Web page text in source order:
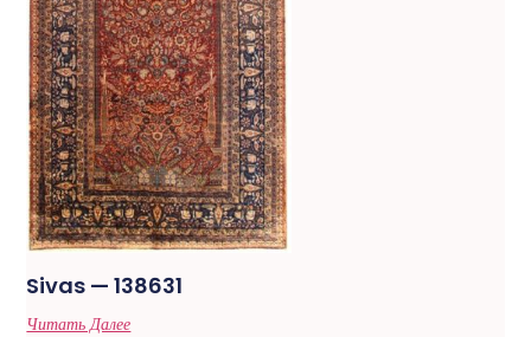
Sivas — 138631
Читать Далее